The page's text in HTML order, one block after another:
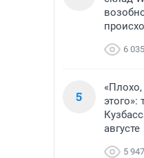
6 035
5
этого»:
августе
5 947